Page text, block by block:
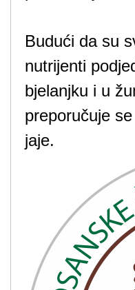
Budući da su
nutrijenti
bjelanjku i u
preporučuje
jaje.